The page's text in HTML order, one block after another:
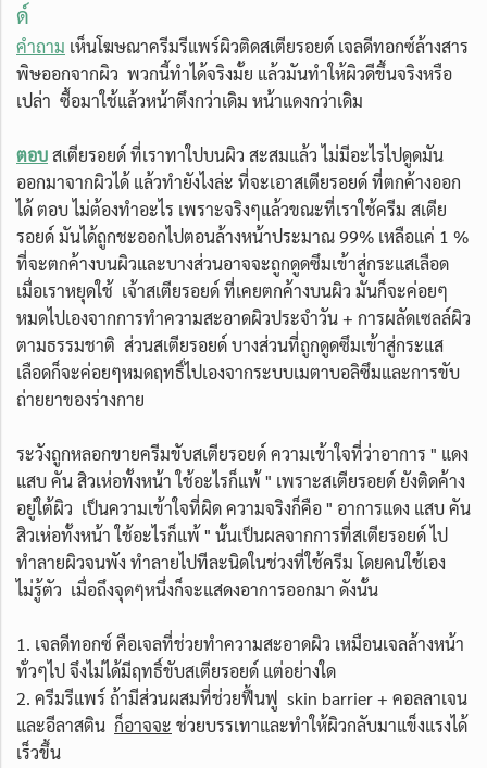
ด์
คำถาม เห็นโฆษณาครีมรีแพร์ผิวติดสเตียรอยด์ เจลดีทอกซ์ล้างสาร
พิษออกจากผิว พวกนี้ทำได้จริงมั้ย แล้วมันทำให้ผิวดีขึ้นจริงหรือ
เปล่า ซื้อมาใช้แล้วหน้าตึงกว่าเดิม หน้าแดงกว่าเดิม
ตอบสเตียรอยด์ ที่เราทาใปบนผิว สะสมแล้ว ไม่มีอะไรไปดูดมัน
ออกมาจากผิวได้ แล้วทำยังไงล่ะ ที่จะเอาสเตียรอยด์ ที่ตกค้างออก
ได้ ตอบ ไม่ต้องทำอะไร เพราะจริงๆแล้วขณะที่เราใช้ครีม สเตีย
รอยด์ มันได้ถูกชะออกไปตอนล้างหน้าประมาณ 99% เหลือแค่ 1 %
ที่จะตกค้างบนผิวและบางส่วนอาจจะถูกดูดซึมเข้าสู่กระแสเลือด
เมื่อเราหยุดใช้ เจ้าสเตียรอยด์ ที่เคยตกค้างบนผิว มันก็จะค่อยๆ
หมดไปเองจากการทำความสะอาดผิวประจำวัน + การผลัดเซลล์ผิว
ตามธรรมชาติ ส่วนสเตียรอยด์ บางส่วนที่ถูกดูดซึมเข้าสู่กระแส
เลือดก็จะค่อยๆหมดฤทธิ์ไปเองจากระบบเมตาบอลิซึมและการขับ
ถ่ายยาของร่างกาย
ระวังถูกหลอกขายครีมขับสเตียรอยด์ ความเข้าใจที่ว่าอาการ " แดง
แสบ คัน สิวเห่อทั้งหน้า ใช้อะไรก็แพ้ " เพราะสเตียรอยด์ ยังติดค้าง
อยู่ใต้ผิว เป็นความเข้าใจที่ผิด ความจริงก็คือ " อาการแดง แสบ คัน
สิวเห่อทั้งหน้า ใช้อะไรก็แพ้ " นั้นเป็นผลจากการที่สเตียรอยด์ ไป
ทำลายผิวจนพัง ทำลายไปทีละนิดในช่วงที่ใช้ครีม โดยคนใช้เอง
ไม่รู้ตัว เมื่อถึงจุดๆหนึ่งก็จะแสดงอาการออกมา ดังนั้น
1. เจลดีทอกซ์ คือเจลที่ช่วยทำความสะอาดผิว เหมือนเจลล้างหน้า
ทั่วๆไป จึงไม่ได้มีฤทธิ์ขับสเตียรอยด์ แต่อย่างใด
2. ครีมรีแพร์ ถ้ามีส่วนผสมที่ช่วยฟื้นฟู skin barrier + คอลลาเจน
และอีลาสติน ก็อาจจะ ช่วยบรรเทาและทำให้ผิวกลับมาแข็งแรงได้
เร็วขึ้น